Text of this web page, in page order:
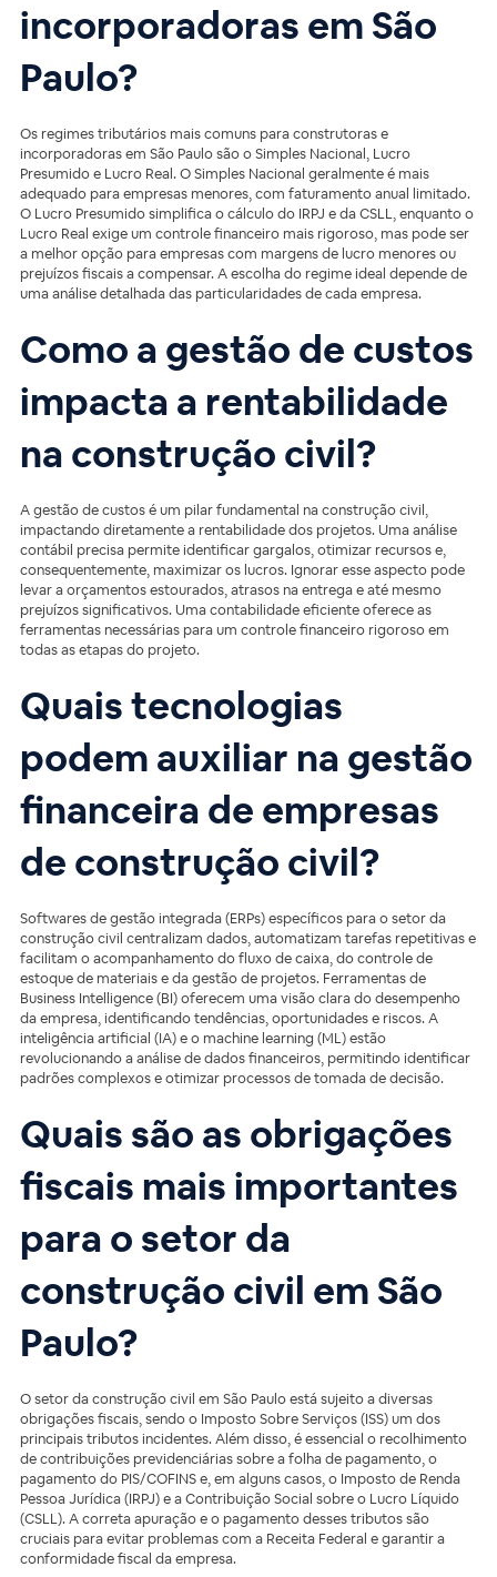
incorporadoras em São
Paulo?
Os regimes tributários mais comuns para construtoras e
incorporadoras em São Paulo são o Simples Nacional, Lucro
Presumido e Lucro Real. O Simples Nacional geralmente é mais
adequado para empresas menores, com faturamento anual limitado.
O Lucro Presumido simplifica o cálculo do IRPJ e da CSLL, enquanto o
Lucro Real exige um controle financeiro mais rigoroso, mas pode ser
a melhor opção para empresas com margens de lucro menores ou
prejuízos fiscais a compensar. A escolha do regime ideal depende de
uma análise detalhada das particularidades de cada empresa.
Como a gestão de custos
impacta a rentabilidade
na construção civil?
A gestão de custos é um pilar fundamental na construção civil,
impactando diretamente a rentabilidade dos projetos. Uma análise
contábil precisa permite identificar gargalos, otimizar recursos e,
consequentemente, maximizar os lucros. Ignorar esse aspecto pode
levar a orçamentos estourados, atrasos na entrega e até mesmo
prejuízos significativos. Uma contabilidade eficiente oferece as
ferramentas necessárias para um controle financeiro rigoroso em
todas as etapas do projeto.
Quais tecnologias
podem auxiliar na gestão
financeira de empresas
de construção civil?
Softwares de gestão integrada (ERPs) específicos para o setor da
construção civil centralizam dados, automatizam tarefas repetitivas e
facilitam o acompanhamento do fluxo de caixa, do controle de
estoque de materiais e da gestão de projetos. Ferramentas de
Business Intelligence (BI) oferecem uma visão clara do desempenho
da empresa, identificando tendências, oportunidades e riscos. A
inteligência artificial (IA) e o machine learning (ML) estão
revolucionando a análise de dados financeiros, permitindo identificar
padrões complexos e otimizar processos de tomada de decisão.
Quais são as obrigações
fiscais mais importantes
para o setor da
construção civil em São
Paulo?
O setor da construção civil em São Paulo está sujeito a diversas
obrigações fiscais, sendo o Imposto Sobre Serviços (ISS) um dos
principais tributos incidentes. Além disso, é essencial o recolhimento
de contribuições previdenciárias sobre a folha de pagamento, o
pagamento do PIS/COFINS e, em alguns casos, o Imposto de Renda
Pessoa Jurídica (IRPJ) e a Contribuição Social sobre o Lucro Líquido
(CSLL). A correta apuração e o pagamento desses tributos são
cruciais para evitar problemas com a Receita Federal e garantir a
conformidade fiscal da empresa.